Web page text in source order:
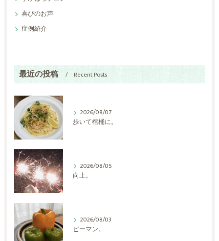
喜びのお声
症例紹介
最近の投稿 Recent Posts
2026/08/07
歩いて棺桶に。
2026/08/05
向上。
2026/08/03
ピーマン。